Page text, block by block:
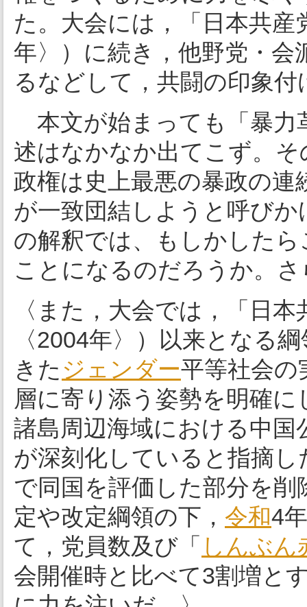
た。大会には，「日本共産
年〉）に続き，他野党・
るなどして，共闘の印象
本文が始まっても「暴力
述はなかなか出てこず。
政権は史上最悪の暴政の
が一致団結しようと呼び
の解釈では、もしかした
ことになるのだろうか。
〈また，大会では，「日
〈2004年〉）以来となる
きた ジェンダー平等社会の
層に寄り添う姿勢を明確
諸島周辺海域における中国
が深刻化していると指摘
で同国を評価した部分を
定や改定綱領の下， 令和4
て，党員数及び「 しんぶん
会開催時と比べて3割増と